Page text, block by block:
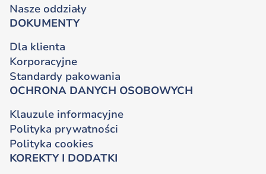
Nasze oddziały
DOKUMENTY
Dla klienta
Korporacyjne
Standardy pakowania
OCHRONA DANYCH OSOBOWYCH
Klauzule informacyjne
Polityka prywatności
Polityka cookies
KOREKTY I DODATKI